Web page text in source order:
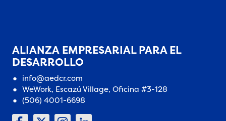
ALIANZA EMPRESARIAL PARA EL
DESARROLLO
info@aedcr.com
WeWork, Escazú Village, Oficina #3-128
(506) 4001-6698